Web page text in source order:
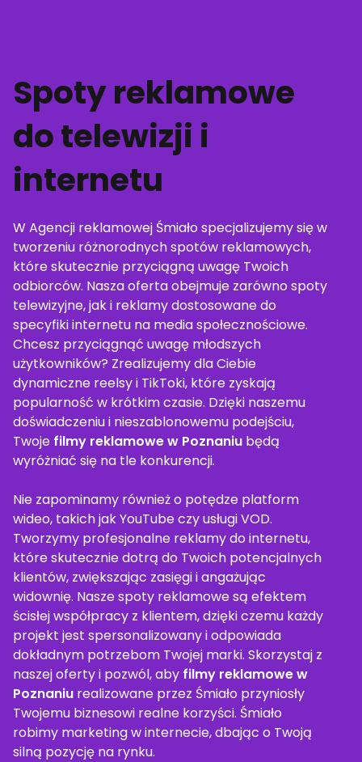
Spoty reklamowe
do telewizji i
internetu
W Agencji reklamowej Śmiało specjalizujemy się w
tworzeniu różnorodnych spotów reklamowych,
które skutecznie przyciągną uwagę Twoich
odbiorców. Nasza oferta obejmuje zarówno spoty
telewizyjne, jak i reklamy dostosowane do
specyfiki internetu na media społecznościowe.
Chcesz przyciągnąć uwagę młodszych
użytkowników? Zrealizujemy dla Ciebie
dynamiczne reelsy i TikToki, które zyskają
popularność w krótkim czasie. Dzięki naszemu
doświadczeniu i nieszablonowemu podejściu,
Twoje filmy reklamowe w Poznaniu będą
wyróżniać się na tle konkurencji.
Nie zapominamy również o potędze platform
wideo, takich jak YouTube czy usługi VOD.
Tworzymy profesjonalne reklamy do internetu,
które skutecznie dotrą do Twoich potencjalnych
klientów, zwiększając zasięgi i angażując
widownię. Nasze spoty reklamowe są efektem
ścisłej współpracy z klientem, dzięki czemu każdy
projekt jest spersonalizowany i odpowiada
dokładnym potrzebom Twojej marki. Skorzystaj z
naszej oferty i pozwól, aby filmy reklamowe w
Poznaniu realizowane przez Śmiało przyniosły
Twojemu biznesowi realne korzyści. Śmiało
robimy marketing w internecie, dbając o Twoją
silną pozycję na rynku.